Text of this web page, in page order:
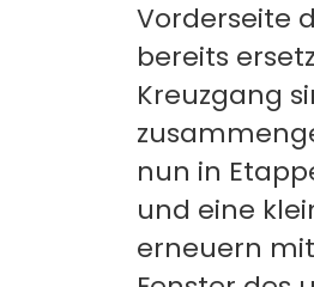
Vorderseite
bereits
Kreuzgang
nun in
und eine
erneuern